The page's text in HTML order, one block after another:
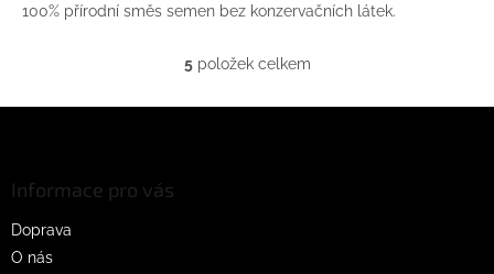
100% přírodní směs semen bez konzervačních látek.
O
l
5položek celkem
Informace pro vás
Doprava
O nás